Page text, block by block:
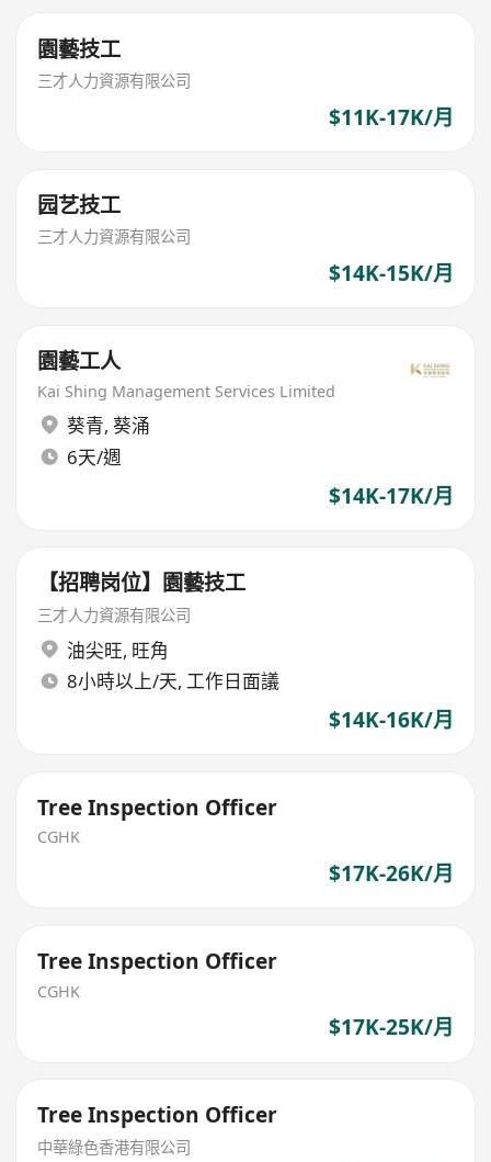
園藝技工
三才人力資源有限公司
$11K-17K/月
园艺技工
三才人力資源有限公司
$14K-15K/月
園藝工人
Kai Shing Management Services Limited
葵青, 葵涌
6天/週
$14K-17K/月
【招聘岗位】園藝技工
三才人力資源有限公司
油尖旺, 旺角
8小時以上/天, 工作日面議
$14K-16K/月
Tree Inspection Officer
CGHK
$17K-26K/月
Tree Inspection Officer
CGHK
$17K-25K/月
Tree Inspection Officer
中華綠色香港有限公司